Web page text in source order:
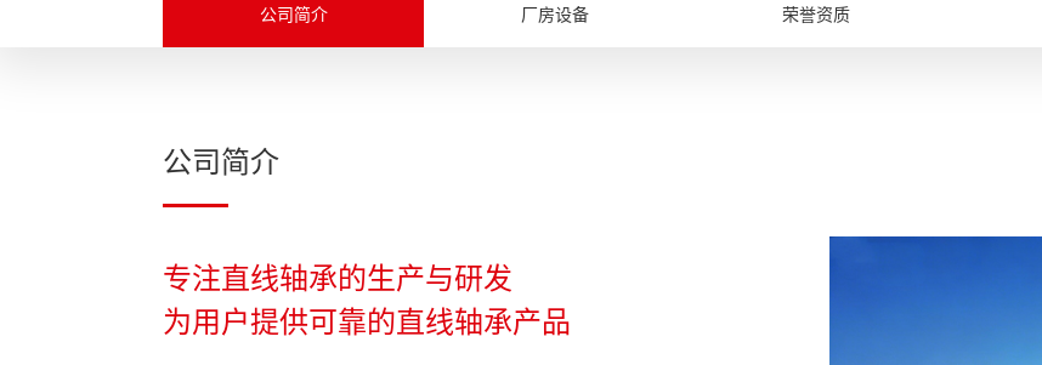
公司简介 厂房设备 荣誉资质
公司简介
专注直线轴承的生产与研发
为用户提供可靠的直线轴承产品